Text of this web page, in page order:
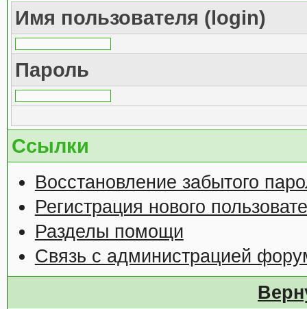
Имя пользователя (login)
Пароль
Ссылки
Восстановление забытого
Регистрация нового
Разделы помощи
Связь с администрацией